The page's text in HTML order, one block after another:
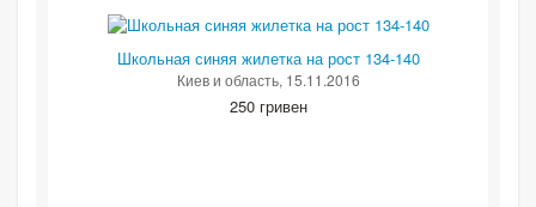
Школьная синяя жилетка на рост 134-140
Киев и область, 15.11.2016
250 гривен